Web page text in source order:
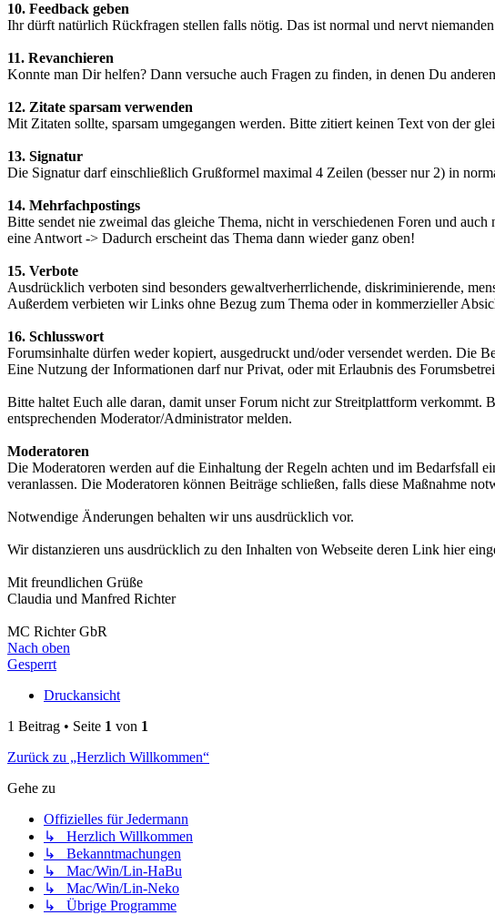
10. Feedback geben
Ihr dürft natürlich Rückfragen stellen falls nötig. Das ist normal und nervt
11. Revanchieren
Konnte man Dir helfen? Dann versuche auch Fragen zu finden, in denen Du
12. Zitate sparsam verwenden
Mit Zitaten sollte, sparsam umgegangen werden. Bitte zitiert keinen Text von der
13. Signatur
Die Signatur darf einschließlich Grußformel maximal 4 Zeilen (besser nur 2) in
14. Mehrfachpostings
Bitte sendet nie zweimal das gleiche Thema, nicht in verschiedenen Foren und
eine Antwort -> Dadurch erscheint das Thema dann wieder ganz oben!
15. Verbote
Ausdrücklich verboten sind besonders gewaltverherrlichende, diskriminierende,
Außerdem verbieten wir Links ohne Bezug zum Thema oder in kommerzieller
16. Schlusswort
Forumsinhalte dürfen weder kopiert, ausgedruckt und/oder versendet werden. Die
Eine Nutzung der Informationen darf nur Privat, oder mit Erlaubnis des
Bitte haltet Euch alle daran, damit unser Forum nicht zur Streitplattform verkommt.
entsprechenden Moderator/Administrator melden.
Moderatoren
Die Moderatoren werden auf die Einhaltung der Regeln achten und im Bedarfsfall
veranlassen. Die Moderatoren können Beiträge schließen, falls diese Maßnahme
Notwendige Änderungen behalten wir uns ausdrücklich vor.
Wir distanzieren uns ausdrücklich zu den Inhalten von Webseite deren Link hier
Mit freundlichen Grüße
Claudia und Manfred Richter
MC Richter GbR
Nach oben
Gesperrt
Druckansicht
1 Beitrag • Seite 1 von 1
Zurück zu „Herzlich Willkommen“
Gehe zu
Offizielles für Jedermann
↳ Herzlich Willkommen
↳ Bekanntmachungen
↳ Mac/Win/Lin-HaBu
↳ Mac/Win/Lin-Neko
↳ Übrige Programme